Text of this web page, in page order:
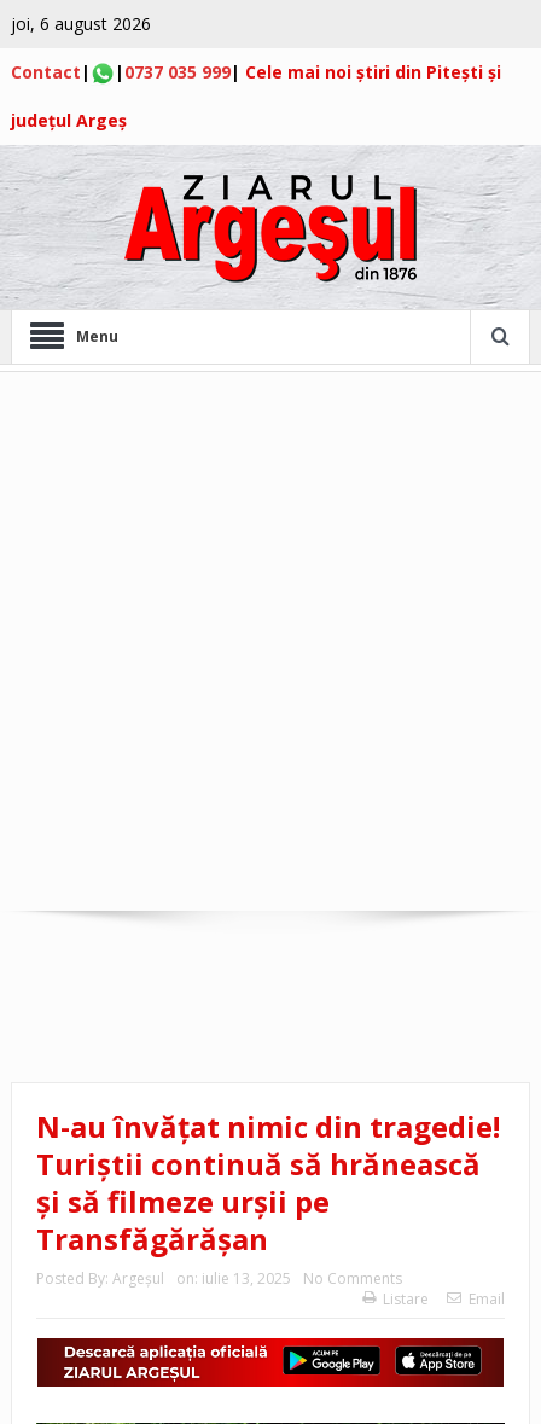
joi, 6 august 2026
Contact | | 0737 035 999| Cele mai noi știri din Pitești și
județul Argeș
Menu
N-au învățat nimic din tragedie!
Turiștii continuă să hrănească
și să filmeze urșii pe
Transfăgărășan
Posted By: Argeşul on: iulie 13, 2025
No Comments
Listare
Email